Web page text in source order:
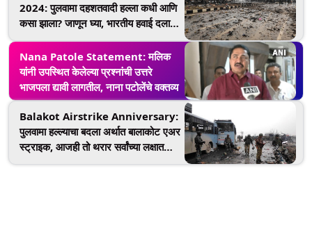
2024: पुलवामा दहशतवादी हल्ला कधी आणि
कसा झाला? जाणून घ्या, भारतीय हवाई दलाने
पाकिस्तानात घुसून कसा घेतला बदला
Nana Patole Statement: मलिक
यांनी उपस्थित केलेल्या प्रश्नांची उत्तरे
भाजपला द्यावी लागतील, नाना पटोलेंचे वक्तव्य
Balakot Airstrike Anniversary:
पुलवामा हल्ल्याचा बदला अर्थात बालाकोट एअर
स्ट्राइक, आजही तो थरार सर्वांच्या लक्षात